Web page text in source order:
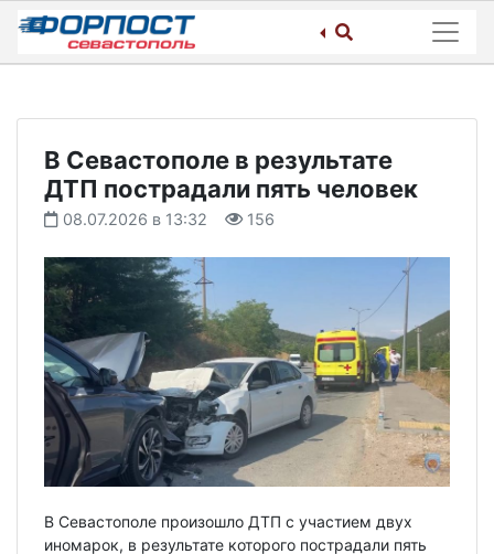
Skip
content
В Севастополе в результате
ДТП пострадали пять человек
08.07.2026 в 13:32 156
В Севастополе произошло ДТП с участием двух
иномарок, в результате которого пострадали пять